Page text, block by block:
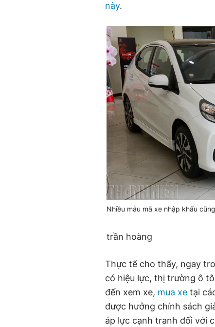
này.
Nhiều mẫu mã xe nhập khẩu
trần hoàng
Thực tế cho thấy, ngay
có hiệu lực, thị trường ô
đến xem xe, mua xe tại
được hưởng chính sách
áp lực cạnh tranh đối với